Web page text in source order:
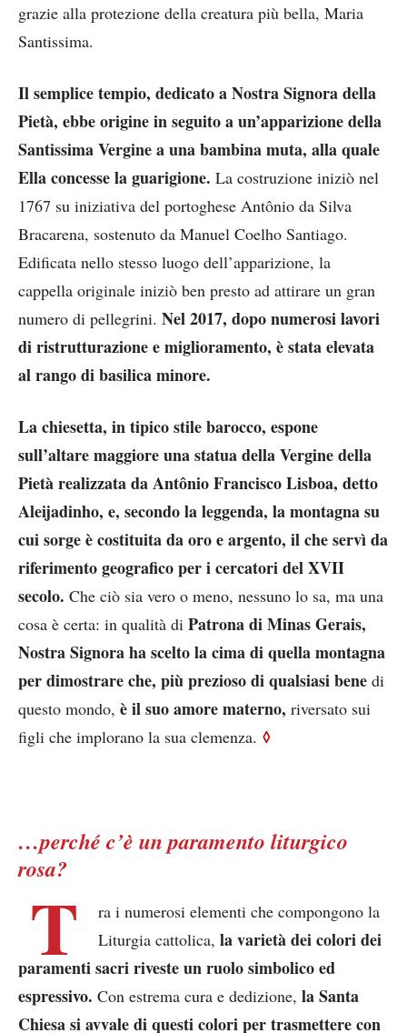
grazie alla protezione della creatura più bella, Maria
Santissima.
Il semplice tempio, dedicato a Nostra Signora della
Pietà, ebbe origine in seguito a un’apparizione della
Santissima Vergine a una bambina muta, alla quale
Ella concesse la guarigione. La costruzione iniziò nel
1767 su iniziativa del portoghese Antônio da Silva
Bracarena, sostenuto da Manuel Coelho Santiago.
Edificata nello stesso luogo dell’apparizione, la
cappella originale iniziò ben presto ad attirare un gran
numero di pellegrini. Nel 2017, dopo numerosi lavori
di ristrutturazione e miglioramento, è stata elevata
al rango di basilica minore.
La chiesetta, in tipico stile barocco, espone
sull’altare maggiore una statua della Vergine della
Pietà realizzata da Antônio Francisco Lisboa, detto
Aleijadinho, e, secondo la leggenda, la montagna su
cui sorge è costituita da oro e argento, il che servì da
riferimento geografico per i cercatori del XVII
secolo. Che ciò sia vero o meno, nessuno lo sa, ma una
cosa è certa: in qualità di Patrona di Minas Gerais,
Nostra Signora ha scelto la cima di quella montagna
per dimostrare che, più prezioso di qualsiasi bene di
questo mondo, è il suo amore materno, riversato sui
figli che implorano la sua clemenza. ◊
…perché c’è un paramento liturgico
rosa?
T
ra i numerosi elementi che compongono la
Liturgia cattolica, la varietà dei colori dei
paramenti sacri riveste un ruolo simbolico ed
espressivo. Con estrema cura e dedizione, la Santa
Chiesa si avvale di questi colori per trasmettere con